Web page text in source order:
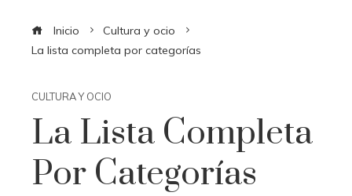
Inicio
Cultura y ocio
La lista completa por categorías
CULTURA Y OCIO
La Lista Completa
Por Categorías